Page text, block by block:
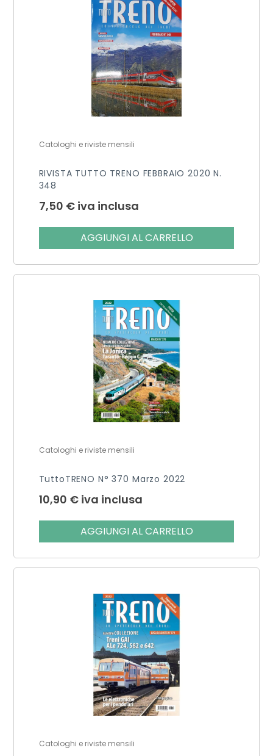
Catologhi e riviste mensili
RIVISTA TUTTO TRENO FEBBRAIO 2020 N.
348
7,50 € iva inclusa
AGGIUNGI AL CARRELLO
Catologhi e riviste mensili
TuttoTRENO N° 370 Marzo 2022
10,90 € iva inclusa
AGGIUNGI AL CARRELLO
Catologhi e riviste mensili